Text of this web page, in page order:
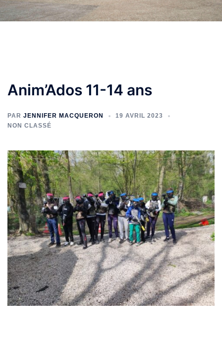
Anim’Ados 11-14 ans
PAR JENNIFER MACQUERON
19 AVRIL 2023
NON CLASSÉ